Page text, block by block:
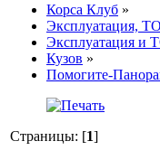
Корса Клуб »
Эксплуатация,
Эксплуатация и
Кузов »
Помогите-
Страницы: [1]